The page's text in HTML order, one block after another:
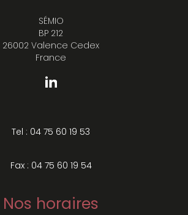
SÉMIO
BP 212
26002 Valence Cedex
France
Tel : 04 75 60 19 53
Fax : 04 75 60 19 54
Nos horaires